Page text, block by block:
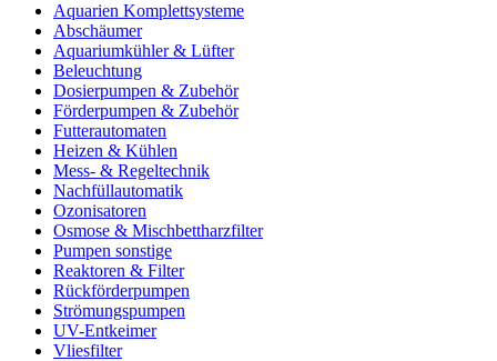
Aquarien Komplettsysteme
Abschäumer
Aquariumkühler & Lüfter
Beleuchtung
Dosierpumpen & Zubehör
Förderpumpen & Zubehör
Futterautomaten
Heizen & Kühlen
Mess- & Regeltechnik
Nachfüllautomatik
Ozonisatoren
Osmose & Mischbettharzfilter
Pumpen sonstige
Reaktoren & Filter
Rückförderpumpen
Strömungspumpen
UV-Entkeimer
Vliesfilter